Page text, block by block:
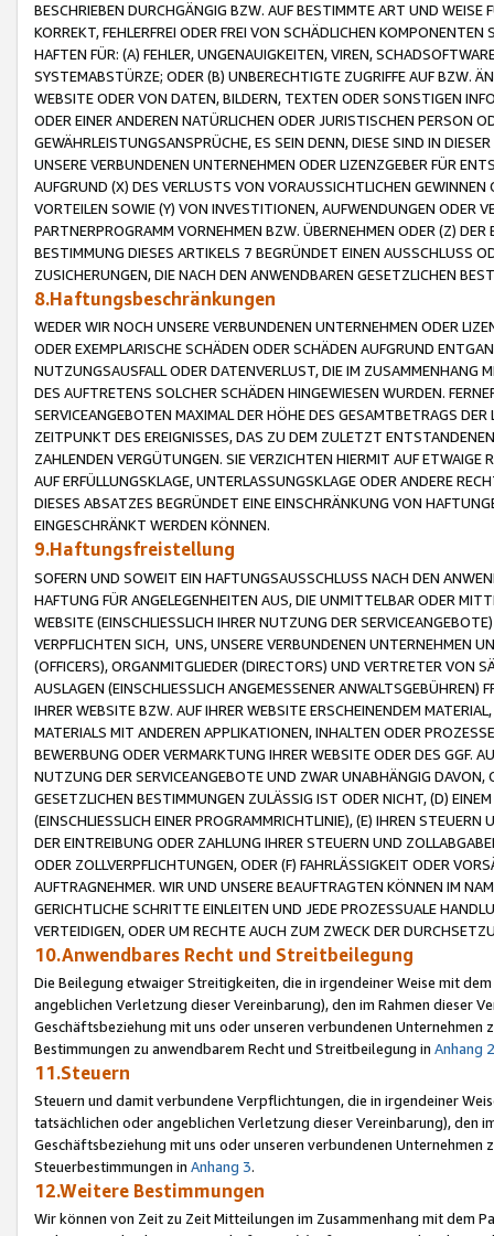
BESCHRIEBEN DURCHGÄNGIG BZW. AUF BESTIMMTE ART UND
KORREKT, FEHLERFREI ODER FREI VON SCHÄDLICHEN
HAFTEN FÜR: (A) FEHLER, UNGENAUIGKEITEN, VIREN,
SYSTEMABSTÜRZE; ODER (B) UNBERECHTIGTE ZUGRIFFE AUF BZW.
WEBSITE ODER VON DATEN, BILDERN, TEXTEN ODER SONSTIGEN
ODER EINER ANDEREN NATÜRLICHEN ODER JURISTISCHEN PERSON
GEWÄHRLEISTUNGSANSPRÜCHE, ES SEIN DENN, DIESE SIND IN
UNSERE VERBUNDENEN UNTERNEHMEN ODER LIZENZGEBER FÜR
AUFGRUND (X) DES VERLUSTS VON VORAUSSICHTLICHEN
VORTEILEN SOWIE (Y) VON INVESTITIONEN, AUFWENDUNGEN ODER
PARTNERPROGRAMM VORNEHMEN BZW. ÜBERNEHMEN ODER (Z)
BESTIMMUNG DIESES ARTIKELS 7 BEGRÜNDET EINEN AUSSCHLUSS
ZUSICHERUNGEN, DIE NACH DEN ANWENDBAREN GESETZLICHEN
8.Haftungsbeschränkungen
WEDER WIR NOCH UNSERE VERBUNDENEN UNTERNEHMEN ODER
ODER EXEMPLARISCHE SCHÄDEN ODER SCHÄDEN AUFGRUND
NUTZUNGSAUSFALL ODER DATENVERLUST, DIE IM ZUSAMMENHANG
DES AUFTRETENS SOLCHER SCHÄDEN HINGEWIESEN WURDEN.
SERVICEANGEBOTEN MAXIMAL DER HÖHE DES GESAMTBETRAGS
ZEITPUNKT DES EREIGNISSES, DAS ZU DEM ZULETZT
ZAHLENDEN VERGÜTUNGEN. SIE VERZICHTEN HIERMIT AUF
AUF ERFÜLLUNGSKLAGE, UNTERLASSUNGSKLAGE ODER ANDERE
DIESES ABSATZES BEGRÜNDET EINE EINSCHRÄNKUNG VON
EINGESCHRÄNKT WERDEN KÖNNEN.
9.Haftungsfreistellung
SOFERN UND SOWEIT EIN HAFTUNGSAUSSCHLUSS NACH DEN
HAFTUNG FÜR ANGELEGENHEITEN AUS, DIE UNMITTELBAR ODER
WEBSITE (EINSCHLIESSLICH IHRER NUTZUNG DER
VERPFLICHTEN SICH, UNS, UNSERE VERBUNDENEN UNTERNEHMEN
(OFFICERS), ORGANMITGLIEDER (DIRECTORS) UND VERTRETER VON
AUSLAGEN (EINSCHLIESSLICH ANGEMESSENER
IHRER WEBSITE BZW. AUF IHRER WEBSITE ERSCHEINENDEM
MATERIALS MIT ANDEREN APPLIKATIONEN, INHALTEN ODER
BEWERBUNG ODER VERMARKTUNG IHRER WEBSITE ODER DES GGF.
NUTZUNG DER SERVICEANGEBOTE UND ZWAR UNABHÄNGIG
GESETZLICHEN BESTIMMUNGEN ZULÄSSIG IST ODER NICHT, (D)
(EINSCHLIESSLICH EINER PROGRAMMRICHTLINIE), (E) IHREN
DER EINTREIBUNG ODER ZAHLUNG IHRER STEUERN UND
ODER ZOLLVERPFLICHTUNGEN, ODER (F) FAHRLÄSSIGKEIT ODER
AUFTRAGNEHMER. WIR UND UNSERE BEAUFTRAGTEN KÖNNEN IM
GERICHTLICHE SCHRITTE EINLEITEN UND JEDE PROZESSUALE
VERTEIDIGEN, ODER UM RECHTE AUCH ZUM ZWECK DER
10.Anwendbares Recht und Streitbeilegung
Die Beilegung etwaiger Streitigkeiten, die in irgendeiner Weise mit
angeblichen Verletzung dieser Vereinbarung), den im Rahmen dieser
Geschäftsbeziehung mit uns oder unseren verbundenen
Bestimmungen zu anwendbarem Recht und Streitbeilegung in Anhang 2
11.Steuern
Steuern und damit verbundene Verpflichtungen, die in irgendeiner
tatsächlichen oder angeblichen Verletzung dieser Vereinbarung), den
Geschäftsbeziehung mit uns oder unseren verbundenen
Steuerbestimmungen in Anhang 3.
12.Weitere Bestimmungen
Wir können von Zeit zu Zeit Mitteilungen im Zusammenhang mit dem